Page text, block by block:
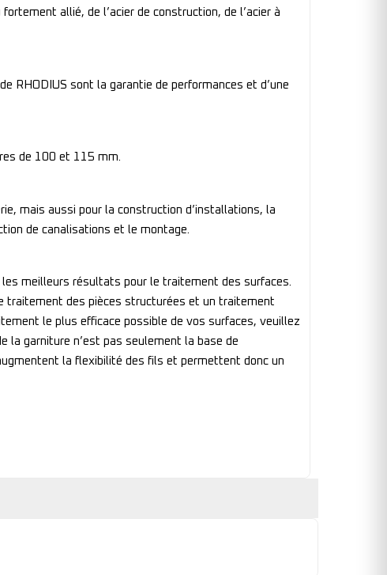
allié, de l’acier de construction, de l’acier à
RHODIUS sont la garantie de performances et d’une
de 100 et 115 mm.
mais aussi pour la construction d’installations, la
de canalisations et le montage.
les meilleurs résultats pour le traitement des surfaces.
traitement des pièces structurées et un traitement
le plus efficace possible de vos surfaces, veuillez
la garniture n’est pas seulement la base de
la flexibilité des fils et permettent donc un